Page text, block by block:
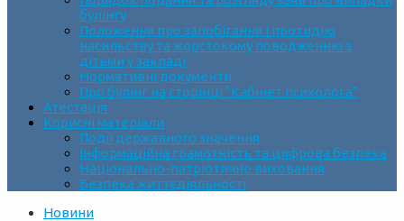
булінгу
Положення про запобігання і протидію
насильству та жорстокому поводженню з
дітьми у закладі
Нормативні документи
Про булінг на сторінці “Кабінет психолога”
Атестація
Корисні матеріали
Події державного значення
Інформаційна грамотність та цифрова безпека
Національно-патріотичне виховання
Безпека життєдіяльності
Новини